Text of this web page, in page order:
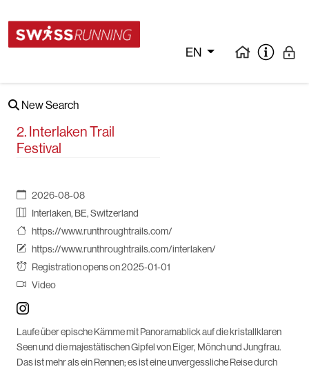
EN
New Search
2. Interlaken Trail
Festival
2026-08-08
Interlaken, BE, Switzerland
https://www.runthroughtrails.com/
https://www.runthroughtrails.com/interlaken/
Registration opens on 2025-01-01
Video
Laufe über epische Kämme mit Panoramablick auf die kristallklaren
Seen und die majestätischen Gipfel von Eiger, Mönch und Jungfrau.
Das ist mehr als ein Rennen; es ist eine unvergessliche Reise durch